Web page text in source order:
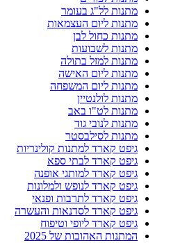
מתנות לל"ג בעומר
מתנות ליום העצמאות
מתנות כחול לבן
מתנות לשבועות
מתנות למזל בתולה
מתנות ליום האישה
מתנות ליום המשפחה
מתנות לולנטיין
מתנות לט"ו באב
מתנות לנובי גוד
מתנות לסילבסטר
גיפט קארד למתנות קולינריות
גיפט קארד לבתי ספא
גיפט קארד למותגי אופנה
גיפט קארד לנופש ולמלונות
גיפט קארד לתרבות ופנאי
גיפט קארד לסדנאות והעשרה
גיפט קארד ליופי וטיפוח
המתנות האהובות של 2025